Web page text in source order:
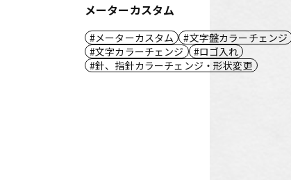
メーターカスタム
メーターカスタム
文字盤カラーチェンジ
文字カラーチェンジ
ロゴ入れ
針、指針カラーチェンジ・形状変更